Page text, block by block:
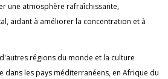
une atmosphère rafraîchissante,
aidant à améliorer la concentration et à
régions du monde et la culture
dans les pays méditerranéens, en Afrique du